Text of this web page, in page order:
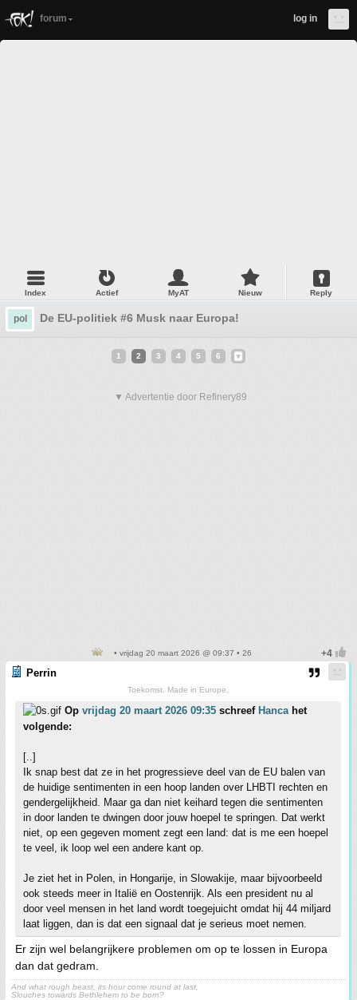
forum log in
Index Actief MyAT Nieuw Reply
pol De EU-politiek #6 Musk naar Europa!
1 2 3 4 5 6
▼ Advertentie door Refinery89
• vrijdag 20 maart 2026 @ 09:37 • 26
Perrin
Toekomst. Made in Europe.
Op vrijdag 20 maart 2026 09:35 schreef Hancahet
volgende:
[..]
Ik snap best dat ze in het progressieve deel van de EU balen van
de huidige sentimenten in een hoop landen over LHBTI rechten en
gendergelijkheid. Maar ga dan niet keihard tegen die sentimenten
in door landen te dwingen door jouw hoepel te springen. Dat werkt
niet, op een gegeven moment zegt een land: dat is me een hoepel
te veel, ik loop wel een andere kant op.
Je ziet het in Polen, in Hongarije, in Slowakije, maar bijvoorbeeld
ook steeds meer in Italië en Oostenrijk. Als een president nu al
door veel mensen in het land wordt toegejuicht omdat hij 44 miljard
laat liggen, dan is dat een signaal dat je serieus moet nemen.
Er zijn wel belangrijkere problemen om op te lossen in Europa
dan dat gedram.
And what rough beast, its hour come round at last,
Slouches towards Bethlehem to be born?